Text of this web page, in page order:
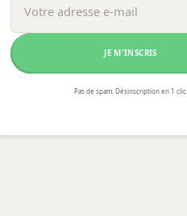
JE M'INSCRIS
Pas de spam. Désinscription en 1 clic.